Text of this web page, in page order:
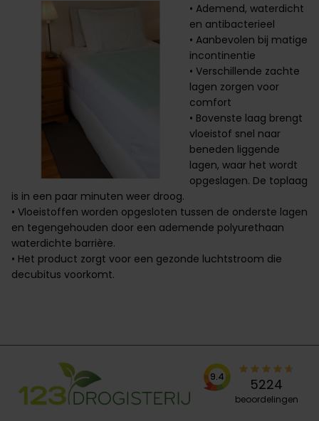
• Ademend, waterdicht
en antibacterieel
• Aanbevolen bij matige
incontinentie
• Verschillende zachte
lagen zorgen voor
comfort
• Bovenste laag brengt
vloeistof snel naar
beneden liggende
lagen, waar het wordt
opgeslagen. De toplaag
is in een paar minuten weer droog.
• Vloeistoffen worden opgesloten tussen de onderste lagen
en tegengehouden door een ademende polyurethaan
waterdichte barrière.
• Het product zorgt voor een gezonde luchtstroom die
decubitus voorkomt.
9.4 5224
beoordelingen